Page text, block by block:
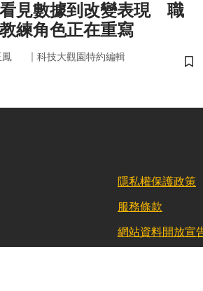
見數據到改變表現 職
練角色正在重寫
鳳 ｜ 科技大觀園特約編輯
儲
隱私權保護政策
服務條款
網站資料開放宣